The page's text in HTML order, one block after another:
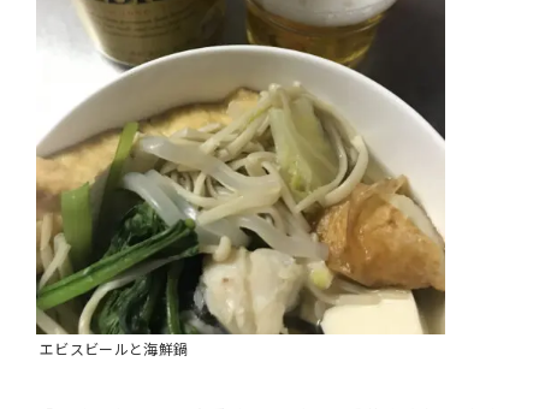
エビスビールと海鮮鍋